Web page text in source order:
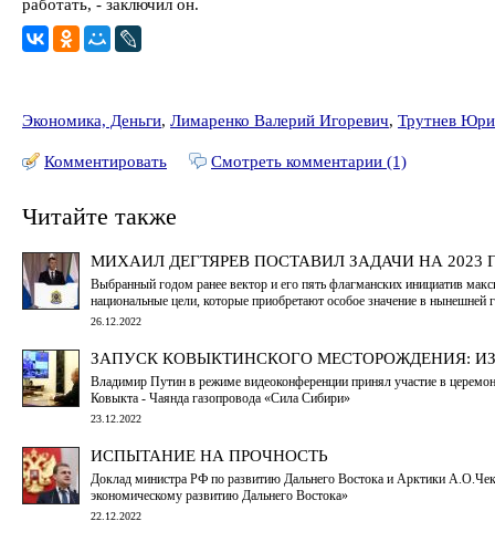
работать, - заключил он.
Экономика, Деньги, Лимаренко Валерий Игоревич, Трутнев
Комментировать Смотреть комментарии (1)
Читайте также
МИХАИЛ ДЕГТЯРЕВ ПОСТАВИЛ ЗАДАЧИ НА 2023
Выбранный годом ранее вектор и его пять флагманских инициатив
национальные цели, которые приобретают особое значение в нынешней
26.12.2022
ЗАПУСК КОВЫКТИНСКОГО МЕСТОРОЖДЕНИЯ:
Владимир Путин в режиме видеоконференции принял участие в
Ковыкта - Чаянда газопровода «Сила Сибири»
23.12.2022
ИСПЫТАНИЕ НА ПРОЧНОСТЬ
Доклад министра РФ по развитию Дальнего Востока и Арктики
экономическому развитию Дальнего Востока»
22.12.2022